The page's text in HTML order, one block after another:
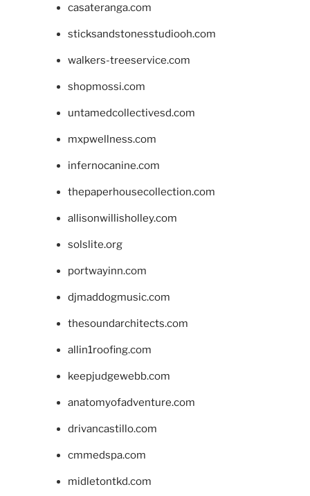
casateranga.com
sticksandstonesstudiooh.com
walkers-treeservice.com
shopmossi.com
untamedcollectivesd.com
mxpwellness.com
infernocanine.com
thepaperhousecollection.com
allisonwillisholley.com
solslite.org
portwayinn.com
djmaddogmusic.com
thesoundarchitects.com
allin1roofing.com
keepjudgewebb.com
anatomyofadventure.com
drivancastillo.com
cmmedspa.com
midletontkd.com